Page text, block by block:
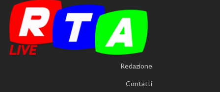
Redazione
Contatti